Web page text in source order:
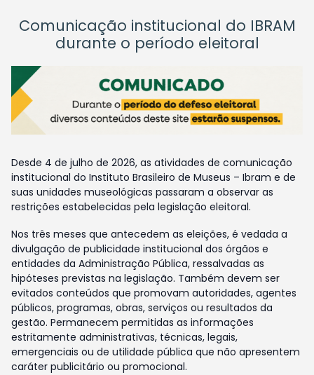
Comunicação institucional do IBRAM
durante o período eleitoral
Desde 4 de julho de 2026, as atividades de comunicação
institucional do Instituto Brasileiro de Museus – Ibram e de
suas unidades museológicas passaram a observar as
restrições estabelecidas pela legislação eleitoral.
Nos três meses que antecedem as eleições, é vedada a
divulgação de publicidade institucional dos órgãos e
entidades da Administração Pública, ressalvadas as
hipóteses previstas na legislação. Também devem ser
evitados conteúdos que promovam autoridades, agentes
públicos, programas, obras, serviços ou resultados da
gestão. Permanecem permitidas as informações
estritamente administrativas, técnicas, legais,
emergenciais ou de utilidade pública que não apresentem
caráter publicitário ou promocional.